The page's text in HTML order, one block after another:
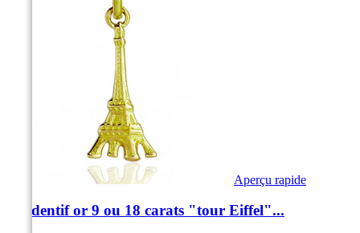
Aperçu rapide
Pendentif or 9 ou 18 carats "tour Eiffel"...